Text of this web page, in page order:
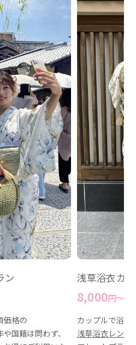
ン
価格の
や国籍は問わず、
浅草浴衣カ
8,000円〜(
カップルで浴衣
浅草浴衣レンタ